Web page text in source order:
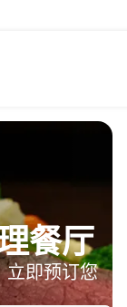
餐厅
立即预订您